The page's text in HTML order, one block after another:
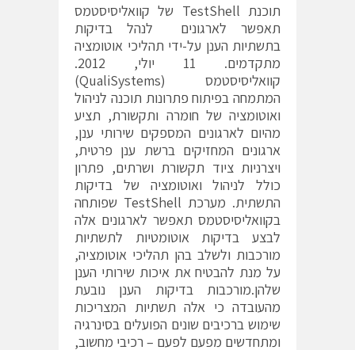
תוכנת TestShell של קוואליסיסטמס
תאפשר לארגונים לנהל בדיקות
בתשתיות הענן על-ידי תהליכי אוטומציה
מתקדמים. 11 יולי, 2012.
קוואליסיסטמס (QualiSystems)
המתמחה בפיתוח פתרונות תוכנה לניהול
ואוטומציה של חומרה ותקשורת, תציע
מהיום לארגונים המספקים שירותי ענן,
ארגונים המחזיקים ברשת ענן פרטית,
ויצרניות ציוד תקשורת ושרתים, פתרון
כולל לניהול ואוטומציה של בדיקות
התשתית. מערכת TestShell שפותחה
בקוואליסיסטמס תאפשר לארגונים אלה
לבצע בדיקות אוטומטיות לתשתיות
מורכבות ולשלב בהן תהליכי אוטומציה,
על מנת להבטיח את איכות שירותי הענן
שלהן.מורכבות בדיקות הענן נובעת
מהעובדה כי אלה תשתיות המצריכות
שימוש ברכיבים שונים הפועלים בסינרגיה
ומתחדשים מפעם לפעם – רכיבי מחשוב,